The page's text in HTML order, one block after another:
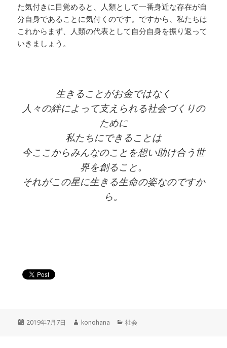
た気付きに目覚めると、人類として一番身近な存在が自
分自身であることに気付くのです。ですから、私たちは
これからまず、人類の代表として自分自身を振り返って
いきましょう。
生きることがお金ではなく
人々の絆によって支えられる社会づくりの
ために
私たちにできることは
今ここからみんなのことを想い助け合う世
界を創ること。
それがこの星に生きる生命の姿なのですか
ら。
投
2019年7月7日
作
konohana
カ
社会